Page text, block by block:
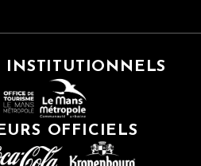
INSTITUTIONNELS
OFFICIELS